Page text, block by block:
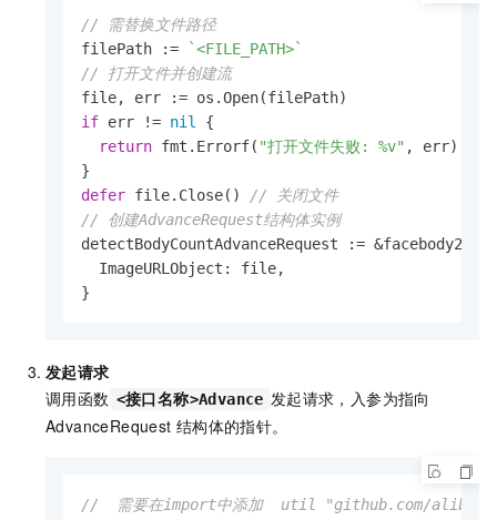
// 需替换文件路径
filePath :=
`<FILE_PATH>`
// 打开文件并创建流
if err != nil
{
return fmt.Errorf( "打开文件失败: %v" , err)
defer file.Close()
// 关闭文件
// 创建AdvanceRequest结构体实例
detectBodyCountAdvanceRequest :=
  ImageURLObject: file,
}
发起请求
调用函数 <接口名称>Advance 发起请求，入参为指向
AdvanceRequest 结构体的指针。
//  需要在import中添加  util "github.com/